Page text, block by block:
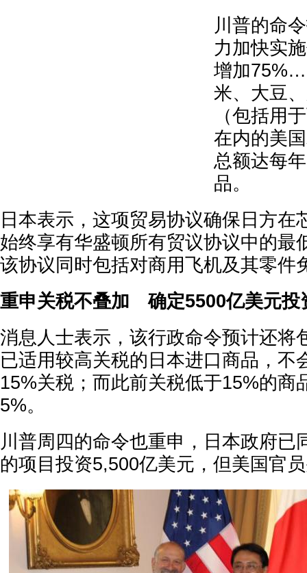
川普的命
力加快实
增加
米、大豆
（包括用
在内的美
总额达每
品。
日本表示，这项贸易协议确保日方在
始终享有华盛顿所有贸议协议中的最
该协议同时包括对商用飞机及其零件
重申关税不叠加 确定5500亿美元投
消息人士表示，该行政命令预计还将
已适用较高关税的日本进口商品，不
15%关税；而此前关税低于15%的商
5%。
川普周四的命令也重申，日本政府已
的项目投资5,500亿美元，但美国官